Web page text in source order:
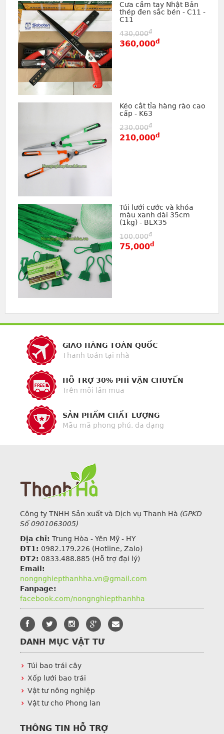
Cưa cầm tay Nhật Bản
thép đen sắc bén - C11 -
C11
430,000đ
360,000đ
Kéo cắt tỉa hàng rào cao
cấp - K63
230,000đ
210,000đ
Túi lưới cước và khóa
màu xanh dài 35cm
(1kg) - BLX35
100,000đ
75,000đ
GIAO HÀNG TOÀN QUỐC
Thanh toán tại nhà
HỖ TRỢ 30% PHÍ VẬN CHUYỂN
Trên mỗi lần mua
SẢN PHẨM CHẤT LƯỢNG
Mẫu mã phong phú, đa dạng
Công ty TNHH Sản xuất và Dịch vụ Thanh Hà (GPKD
Số 0901063005)
Địa chỉ: Trung Hòa - Yên Mỹ - HY
ĐT1: 0982.179.226 (Hotline, Zalo)
ĐT2: 0833.488.885 (Hỗ trợ đại lý)
Email:
nongnghiepthanhha.vn@gmail.com
Fanpage:
facebook.com/nongnghiepthanhha
DANH MỤC VẬT TƯ
Túi bao trái cây
Xốp lưới bao trái
Vật tư nông nghiệp
Vật tư cho Phong lan
THÔNG TIN HỖ TRỢ